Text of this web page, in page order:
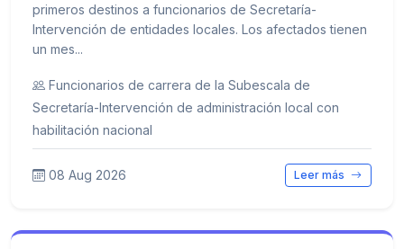
primeros destinos a funcionarios de Secretaría-
Intervención de entidades locales. Los afectados tienen
un mes...
Funcionarios de carrera de la Subescala de
Secretaría-Intervención de administración local con
habilitación nacional
08 Aug 2026 Leer más